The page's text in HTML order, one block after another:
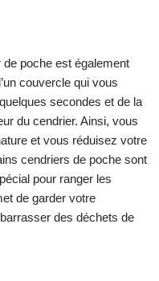
poche est également
couvercle qui vous
secondes et de la
du cendrier. Ainsi, vous
et vous réduisez votre
cendriers de poche sont
pour ranger les
de garder votre
des déchets de